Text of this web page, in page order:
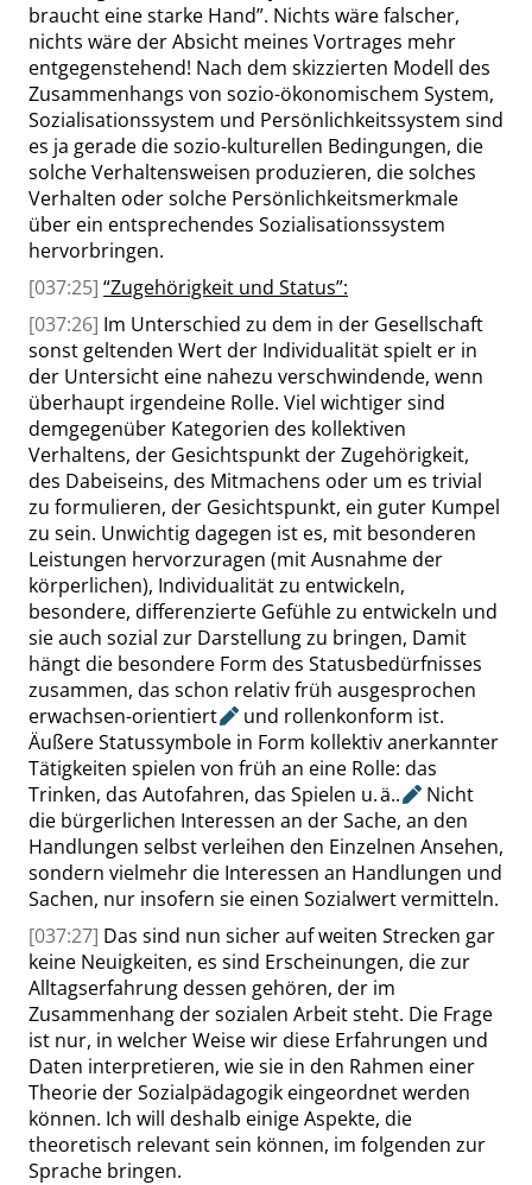
braucht eine starke Hand”. Nichts wäre falscher,
nichts wäre der Absicht meines Vortrages mehr
entgegenstehend! Nach dem skizzierten Modell des
Zusammenhangs von sozio-ökonomischem System,
Sozialisationssystem und Persönlichkeitssystem sind
es ja gerade die sozio-kulturellen Bedingungen, die
solche Verhaltensweisen produzieren, die solches
Verhalten oder solche Persönlichkeitsmerkmale
über ein entsprechendes Sozialisationssystem
hervorbringen.
[037:25] “Zugehörigkeit und Status”:
[037:26] Im Unterschied zu dem in der Gesellschaft
sonst geltenden Wert der Individualität spielt er in
der Untersicht eine nahezu verschwindende, wenn
überhaupt irgendeine Rolle. Viel wichtiger sind
demgegenüber Kategorien des kollektiven
Verhaltens, der Gesichtspunkt der Zugehörigkeit,
des Dabeiseins, des Mitmachens oder um es trivial
zu formulieren, der Gesichtspunkt, ein guter Kumpel
zu sein. Unwichtig dagegen ist es, mit besonderen
Leistungen hervorzuragen (mit Ausnahme der
körperlichen), Individualität zu entwickeln,
besondere, differenzierte Gefühle zu entwickeln und
sie auch sozial zur Darstellung zu bringen, Damit
hängt die besondere Form des Statusbedürfnisses
zusammen, das schon relativ früh ausgesprochen
erwachsen-orientiert
und rollenkonform ist.
Äußere Statussymbole in Form kollektiv anerkannter
Tätigkeiten spielen von früh an eine Rolle: das
Trinken, das Autofahren, das Spielen u. ä..
Nicht
die bürgerlichen Interessen an der Sache, an den
Handlungen selbst verleihen den Einzelnen Ansehen,
sondern vielmehr die Interessen an Handlungen und
Sachen, nur insofern sie einen Sozialwert vermitteln.
[037:27] Das sind nun sicher auf weiten Strecken gar
keine Neuigkeiten, es sind Erscheinungen, die zur
Alltagserfahrung dessen gehören, der im
Zusammenhang der sozialen Arbeit steht. Die Frage
ist nur, in welcher Weise wir diese Erfahrungen und
Daten interpretieren, wie sie in den Rahmen einer
Theorie der Sozialpädagogik eingeordnet werden
können. Ich will deshalb einige Aspekte, die
theoretisch relevant sein können, im folgenden zur
Sprache bringen.